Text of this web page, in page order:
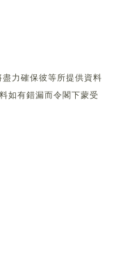
力確保彼等所提供資料
如有錯漏而令閣下蒙受